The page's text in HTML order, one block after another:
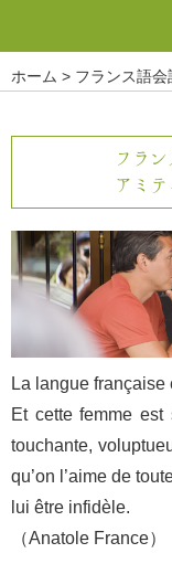
ホーム > フランス語
フラ
アミ
La langue française
Et cette femme
touchante,
qu’on l’aime de
lui être infidèle.
（Anatole France）